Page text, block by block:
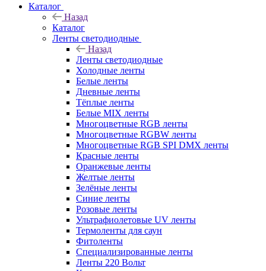
Каталог
Назад
Каталог
Ленты светодиодные
Назад
Ленты светодиодные
Холодные ленты
Белые ленты
Дневные ленты
Тёплые ленты
Белые MIX ленты
Многоцветные RGB ленты
Многоцветные RGBW ленты
Многоцветные RGB SPI DMX ленты
Красные ленты
Оранжевые ленты
Желтые ленты
Зелёные ленты
Синие ленты
Розовые ленты
Ультрафиолетовые UV ленты
Термоленты для саун
Фитоленты
Специализированные ленты
Ленты 220 Вольт